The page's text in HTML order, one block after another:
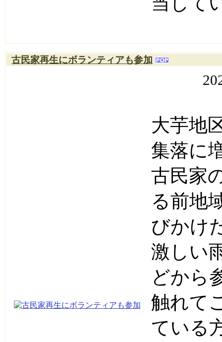
古民家再生にボランティアも参加
大芋地
集落に
古民家
る前地
びかけ
激しい
どから
触れて
ている